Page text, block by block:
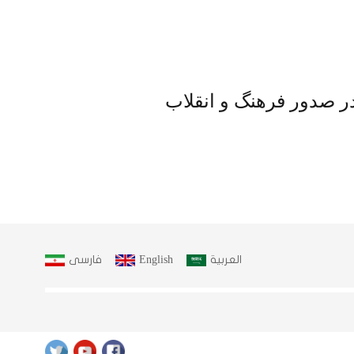
صدور فرهنگ و انقلاب
العربية English فارسى